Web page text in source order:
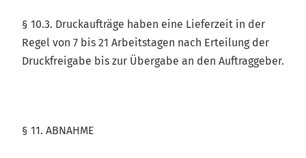
§ 10.3. Druckaufträge haben eine Lieferzeit in der
Regel von 7 bis 21 Arbeitstagen nach Erteilung der
Druckfreigabe bis zur Übergabe an den Auftraggeber.
§ 11. ABNAHME